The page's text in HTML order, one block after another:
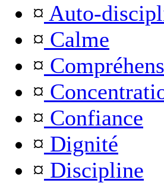
¤ Auto-
¤ Calme
¤
¤
¤ Confiance
¤ Dignité
¤ Discipline